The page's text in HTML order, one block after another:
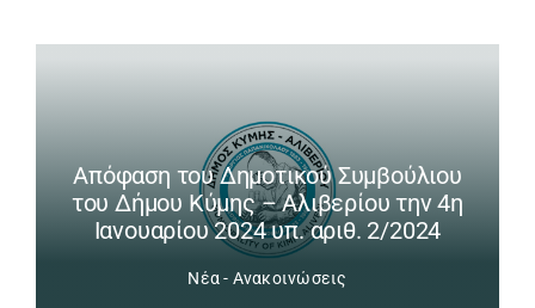
Απόφαση του Δημοτικού Συμβούλιου
του Δήμου Κύμης – Αλιβερίου την 4η
Ιανουαρίου 2024 υπ. αριθ. 2/2024
Νέα - Ανακοινώσεις